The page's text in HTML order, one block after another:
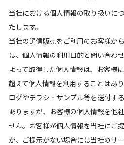
当社における個人情報の取り扱いに
たします。
当社の通信販売をご利用のお客様か
は、個人情報の利用目的と問い合わ
よって取得した個人情報は、お客様
超えて個人情報を利用することはあ
ログやチラシ・サンプル等を送付す
ありますが、お客様の個人情報を他
せん。お客様が個人情報を当社にご
が、ご提示がない場合には当社のサ